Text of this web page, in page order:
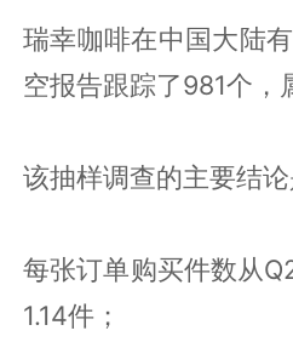
瑞幸咖啡在中国大陆
空报告跟踪了981个，
该抽样调查的主要结论
每张订单购买件数从
1.14件；